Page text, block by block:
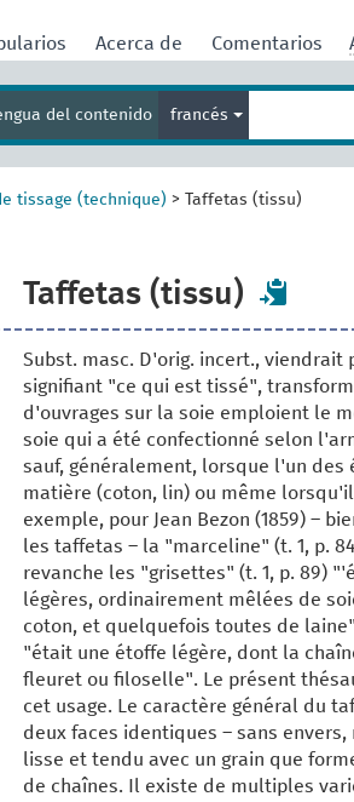
Acerca de Comentarios
del contenido francés
term
tissage (technique) > Taffetas (tissu)
Taffetas (tissu)
Subst. masc. D'orig. incert.,
signifiant "ce qui est tissé",
d'ouvrages sur la soie emploient le
soie qui a été confectionné selon
sauf, généralement, lorsque l'un des
matière (coton, lin) ou même
exemple, pour Jean Bezon (1859) –
les taffetas – la "marceline" (t. 1, p.
revanche les "grisettes" (t. 1, p. 89)
légères, ordinairement mêlées de
coton, et quelquefois toutes de
"était une étoffe légère, dont la
fleuret ou filoselle". Le présent
cet usage. Le caractère général du
deux faces identiques – sans
lisse et tendu avec un grain que
de chaînes. Il existe de multiples